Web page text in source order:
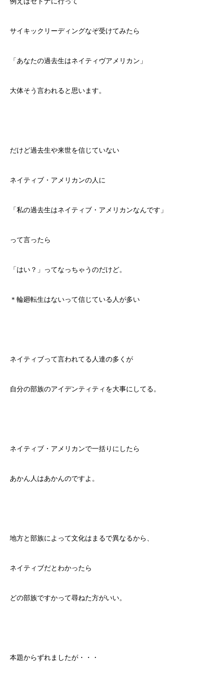
サイキックリーディングなぞ受けてみたら
「あなたの過去生はネイティヴアメリカン」
大体そう言われると思います。
だけど過去生や来世を信じていない
ネイティブ・アメリカンの人に
「私の過去生はネイティブ・アメリカンなんです」
って言ったら
「はい？」ってなっちゃうのだけど。
＊輪廻転生はないって信じている人が多い
ネイティブって言われてる人達の多くが
自分の部族のアイデンティティを大事にしてる。
ネイティブ・アメリカンで一括りにしたら
あかん人はあかんのですよ。
地方と部族によって文化はまるで異なるから、
ネイティブだとわかったら
どの部族ですかって尋ねた方がいい。
本題からずれましたが・・・